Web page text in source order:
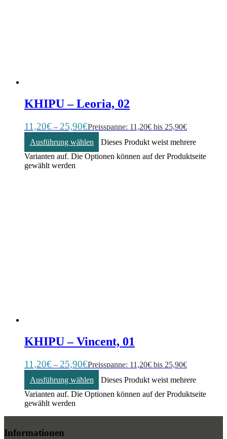
KHIPU – Leoria, 02
11,20€ – 25,90€Preisspanne: 11,20€ bis 25,90€
Ausführung wählen
Dieses Produkt weist mehrere
Varianten auf. Die Optionen können auf der Produktseite
gewählt werden
KHIPU – Vincent, 01
11,20€ – 25,90€Preisspanne: 11,20€ bis 25,90€
Ausführung wählen
Dieses Produkt weist mehrere
Varianten auf. Die Optionen können auf der Produktseite
gewählt werden
Informationen